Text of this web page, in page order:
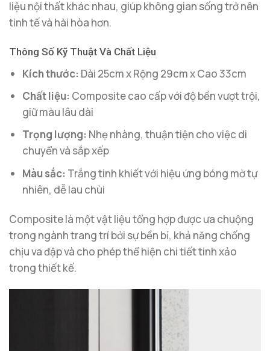
liệu nội thất khác nhau, giúp không gian sống trở nên
tinh tế và hài hòa hơn.
Thông Số Kỹ Thuật Và Chất Liệu
Kích thước: Dài 25cm x Rộng 29cm x Cao 33cm
Chất liệu: Composite cao cấp với độ bền vượt trội,
giữ màu lâu dài
Trọng lượng: Nhẹ nhàng, thuận tiện cho việc di
chuyển và sắp xếp
Màu sắc: Trắng tinh khiết với hiệu ứng bóng mờ tự
nhiên, dễ lau chùi
Composite là một vật liệu tổng hợp được ưa chuộng
trong ngành trang trí bởi sự bền bỉ, khả năng chống
chịu va đập và cho phép thể hiện chi tiết tinh xảo
trong thiết kế.